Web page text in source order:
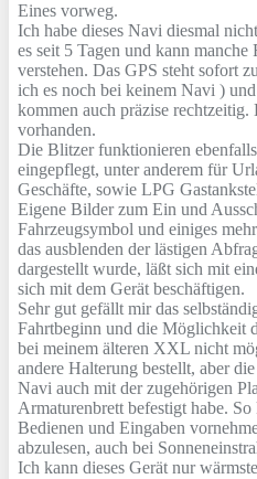
Eines vorweg.
Ich habe dieses Navi diesmal
es seit 5 Tagen und kann
verstehen. Das GPS steht sofort
ich es noch bei keinem Navi )
kommen auch präzise
vorhanden.
Die Blitzer funktionieren
eingepflegt, unter anderem für
Geschäfte, sowie LPG
Eigene Bilder zum Ein und
Fahrzeugsymbol und einiges
das ausblenden der lästigen
dargestellt wurde, läßt sich mit
sich mit dem Gerät beschäftigen.
Sehr gut gefällt mir das
Fahrtbeginn und die Möglichkeit
bei meinem älteren XXL nicht
andere Halterung bestellt, aber
Navi auch mit der zugehörigen
Armaturenbrett befestigt habe.
Bedienen und Eingaben
abzulesen, auch bei
Ich kann dieses Gerät nur